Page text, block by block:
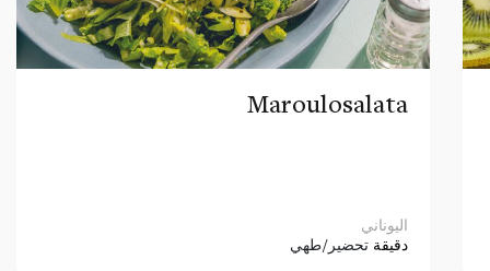
Maroulosalata
اليوناني
دقيقة تحضير/طهي